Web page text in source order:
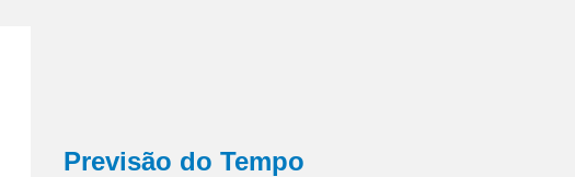
Previsão do Tempo